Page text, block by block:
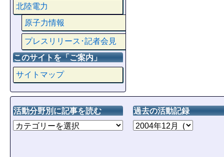
北陸電力
原子力情報
プレスリリース･記者会見
このサイトを「ご案内」
サイトマップ
活動分野別に記事を読む 過去の活動記録